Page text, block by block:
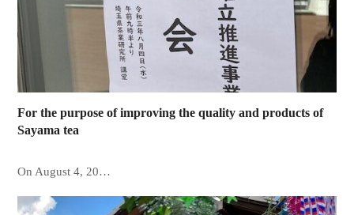
For the purpose of improving the quality and products of
Sayama tea
On August 4, 20…